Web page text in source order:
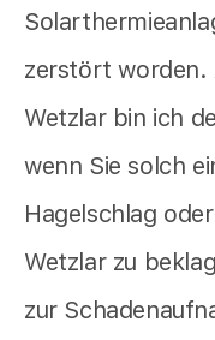
zerstört worden.
Wetzlar bin ich
wenn Sie solch
Hagelschlag
Wetzlar zu
zur